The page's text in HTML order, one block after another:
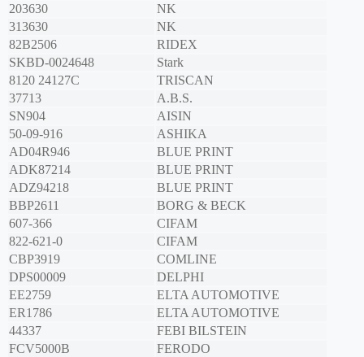
203630
NK
313630
NK
82B2506
RIDEX
SKBD-0024648
Stark
8120 24127C
TRISCAN
37713
A.B.S.
SN904
AISIN
50-09-916
ASHIKA
AD04R946
BLUE PRINT
ADK87214
BLUE PRINT
ADZ94218
BLUE PRINT
BBP2611
BORG & BECK
607-366
CIFAM
822-621-0
CIFAM
CBP3919
COMLINE
DPS00009
DELPHI
EE2759
ELTA AUTOMOTIVE
ER1786
ELTA AUTOMOTIVE
44337
FEBI BILSTEIN
FCV5000B
FERODO